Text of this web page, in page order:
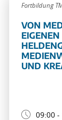
Fortbildung
VON
EIGENEN
UND
09:00 -